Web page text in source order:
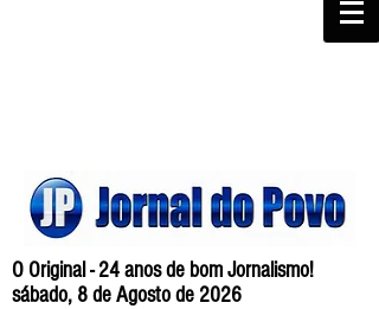
O Original - 24 anos de bom Jornalismo!
sábado, 8 de Agosto de 2026